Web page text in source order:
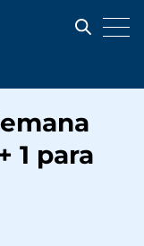
1 para